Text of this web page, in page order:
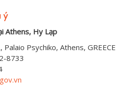
ý
Athens, Hy Lạp
Psychiko, Athens, GREECE
8733